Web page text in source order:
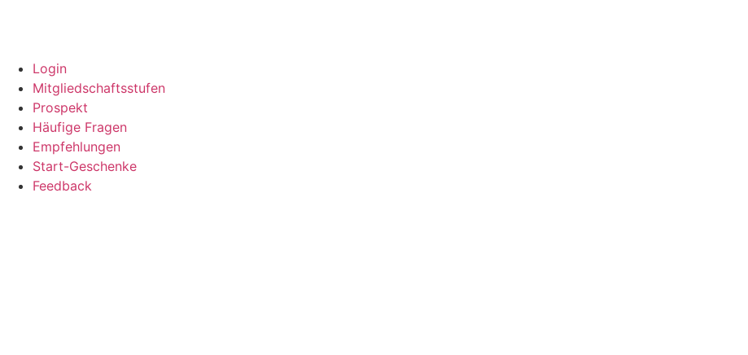
Login
Mitgliedschaftsstufen
Prospekt
Häufige Fragen
Empfehlungen
Start-Geschenke
Feedback